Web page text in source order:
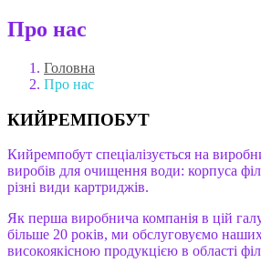
Про нас
Головна
Про нас
КИЙРЕМПОБУТ
Кийремпобут спеціалізується на
виробів для очищення води: корпуса
різні види картриджів.
Як перша виробнича компанія в цій
більше 20 років, ми обслуговуємо наших
високоякісною продукцією в області